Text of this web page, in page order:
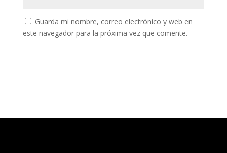
Guarda mi nombre, correo electrónico y web en
este navegador para la próxima vez que comente.